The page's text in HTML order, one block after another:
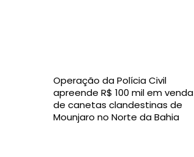
Operação da Polícia Civil
apreende R$ 100 mil em venda
de canetas clandestinas de
Mounjaro no Norte da Bahia